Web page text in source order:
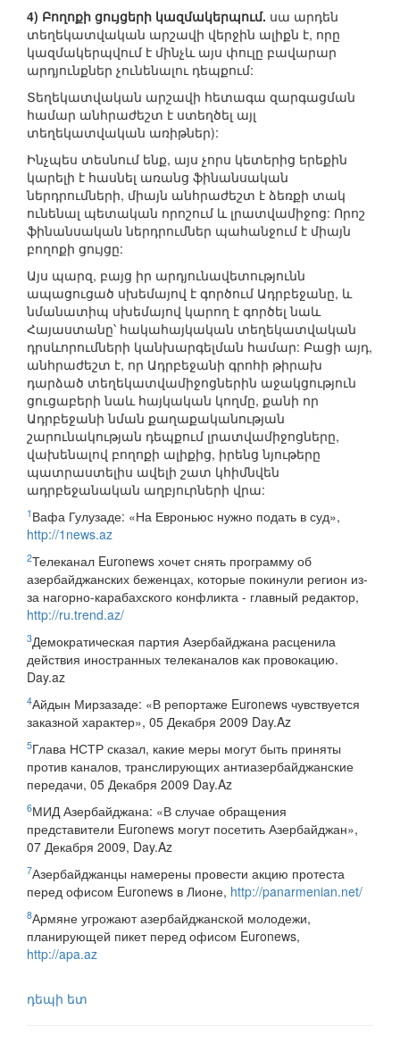
4) Բողոքի ցույցերի կազմակերպում. սա արդեն
տեղեկատվական արշավի վերջին ալիքն է, որը
կազմակերպվում է մինչև այս փուլը բավարար
արդյունքներ չունենալու դեպքում:
Տեղեկատվական արշավի հետագա զարգացման
համար անհրաժեշտ է ստեղծել այլ
տեղեկատվական առիթներ):
Ինչպես տեսնում ենք, այս չորս կետերից երեքին
կարելի է հասնել առանց ֆինանսական
ներդրումների, միայն անհրաժեշտ է ձեռքի տակ
ունենալ պետական որոշում և լրատվամիջոց: Որոշ
ֆինանսական ներդրումներ պահանջում է միայն
բողոքի ցույցը:
Այս պարզ, բայց իր արդյունավետությունն
ապացուցած սխեմայով է գործում Ադրբեջանը, և
նմանատիպ սխեմայով կարող է գործել նաև
Հայաստանը՝ հակահայկական տեղեկատվական
դրսևորումների կանխարգելման համար: Բացի այդ,
անհրաժեշտ է, որ Ադրբեջանի գրոհի թիրախ
դարձած տեղեկատվամիջոցներին աջակցություն
ցուցաբերի նաև հայկական կողմը, քանի որ
Ադրբեջանի նման քաղաքականության
շարունակության դեպքում լրատվամիջոցները,
վախենալով բողոքի ալիքից, իրենց նյութերը
պատրաստելիս ավելի շատ կհիմնվեն
ադրբեջանական աղբյուրների վրա:
1 Вафа Гулузаде: «На Евроньюс нужно подать в суд»,
http://1news.az
2Телеканал Euronews хочет снять программу об
азербайджанских беженцах, которые покинули регион из-
за нагорно-карабахского конфликта - главный редактор,
http://ru.trend.az/
3Демократическая партия Азербайджана расценила
действия иностранных телеканалов как провокацию.
Day.az
4Айдын Мирзазаде: «В репортаже Euronews чувствуется
заказной характер», 05 Декабря 2009 Day.Az
5Глава НСТР сказал, какие меры могут быть приняты
против каналов, транслирующих антиазербайджанские
передачи, 05 Декабря 2009 Day.Az
6МИД Азербайджана: «В случае обращения
представители Euronews могут посетить Азербайджан»,
07 Декабря 2009, Day.Az
7Азербайджанцы намерены провести акцию протеста
перед офисом Euronews в Лионе, http://panarmenian.net/
8Армяне угрожают азербайджанской молодежи,
планирующей пикет перед офисом Euronews,
http://apa.az
դեպի ետ